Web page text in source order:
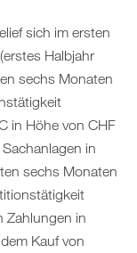
sich im ersten
Halbjahr
sechs Monaten
in Höhe von CHF
in
sechs Monaten
Zahlungen in
Kauf von